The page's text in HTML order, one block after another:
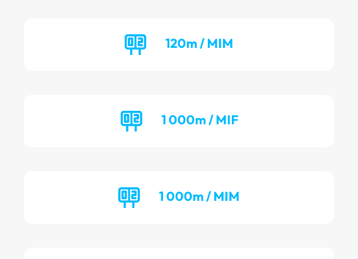
120m / MIM
1 000m / MIF
1 000m / MIM